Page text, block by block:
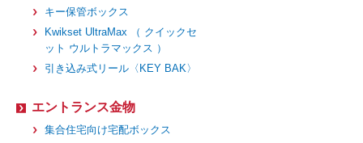
キー保管ボックス
Kwikset UltraMax （ クイックセ
ット ウルトラマックス ）
引き込み式リール〈KEY BAK〉
エントランス金物
集合住宅向け宅配ボックス